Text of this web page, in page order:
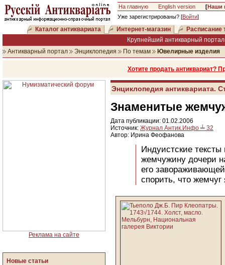
На главную English version [Наши
Уже зарегистрированы? [Войти]
Каталог антиквариата Интернет-магазин
Расписание
Крупнейший антикварный
Антикварный портал
Энциклопедия По темам Ювелирные изделия
Хотите продать антиквариат?
Реклама на сайте
Новые статьи
Энциклопедия антиквариата.
Знаменитые
Дата публикации: 01.02.2006
Источник: Журнал Антик.Инфо ╧ 32
Автор: Ирина Феофанова
Индуистские
жемчужину дочери
его
спорить, что жемчуг